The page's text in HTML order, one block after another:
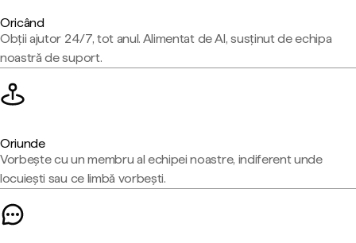
Oricând
Obții ajutor 24/7, tot anul. Alimentat de AI, susținut de echipa
noastră de suport.
Oriunde
Vorbește cu un membru al echipei noastre, indiferent unde
locuiești sau ce limbă vorbești.